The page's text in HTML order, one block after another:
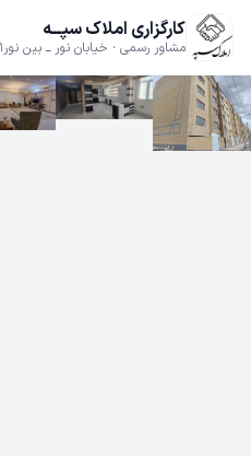
کارگزاری املاک سپـــه
مشاور رسمی · خیابان نور ــ بین نور11و13.